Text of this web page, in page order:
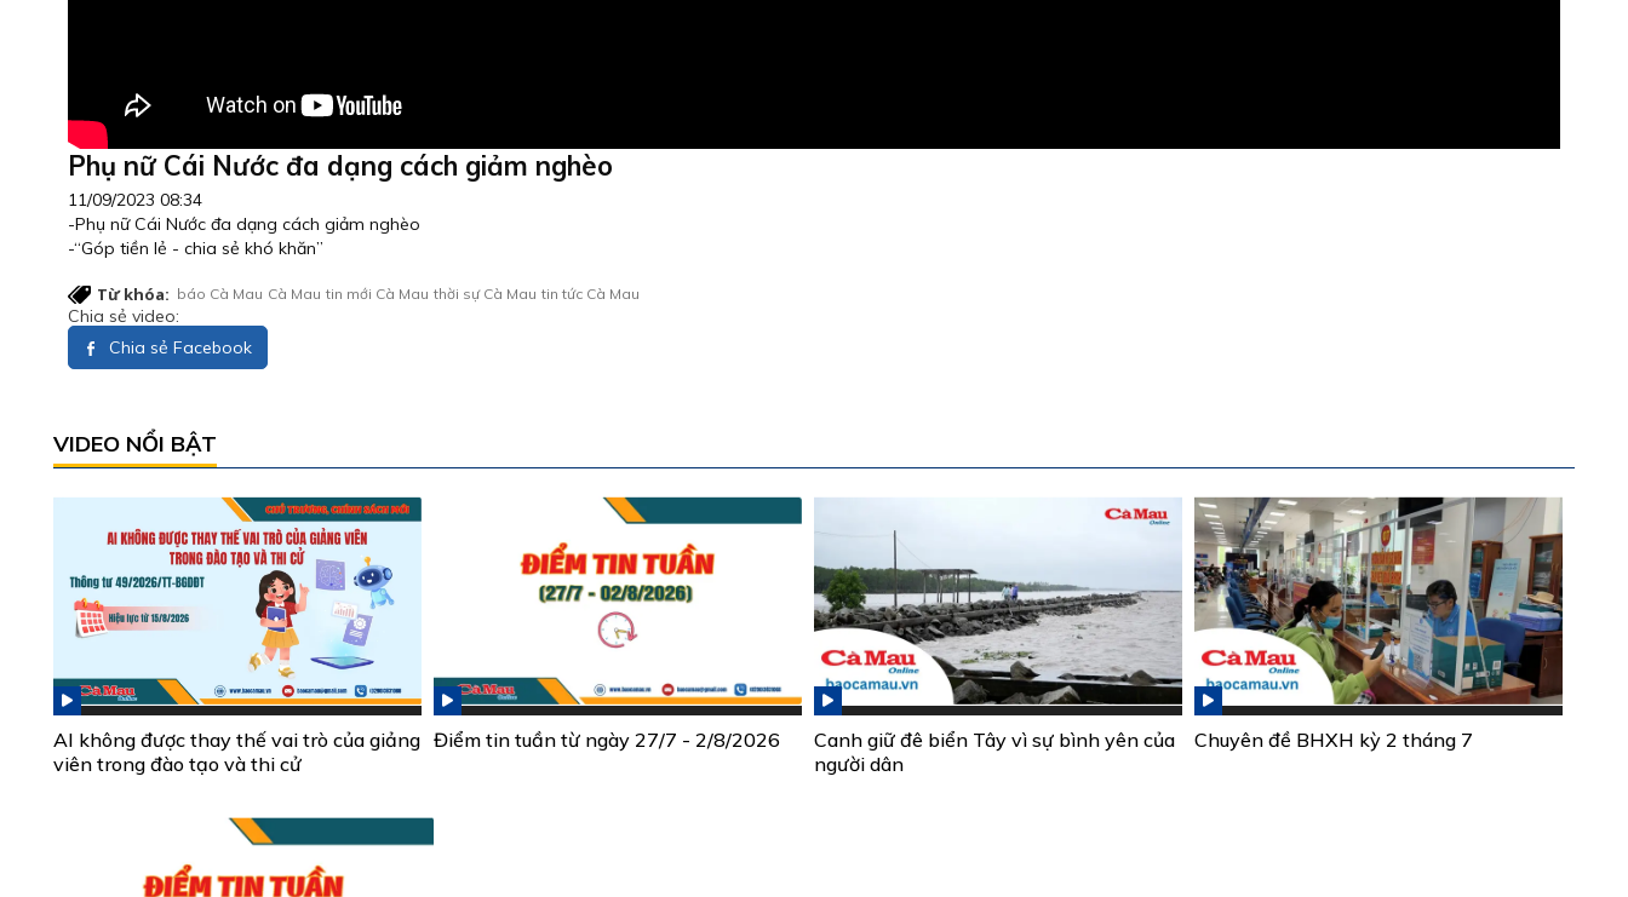
Phụ nữ Cái Nước đa dạng cách giảm nghèo
11/09/2023 08:34
-Phụ nữ Cái Nước đa dạng cách giảm nghèo
-“Góp tiền lẻ - chia sẻ khó khăn”
Từ khóa: báo Cà Mau Cà Mau tin mới Cà Mau thời sự Cà Mau tin tức Cà Mau
Chia sẻ video:
Chia sẻ Facebook
VIDEO NỔI BẬT
AI không được thay thế vai trò của giảng
viên trong đào tạo và thi cử
Điểm tin tuần từ ngày 27/7 - 2/8/2026
Canh giữ đê biển Tây vì sự bình yên của
người dân
Chuyên đề BHXH kỳ 2 tháng 7